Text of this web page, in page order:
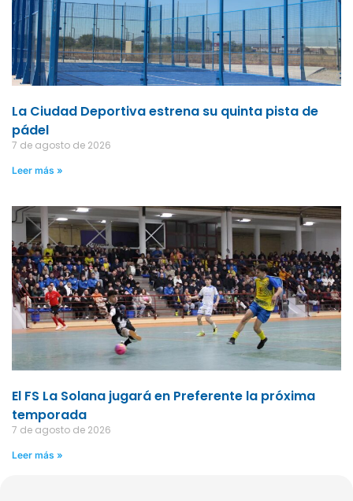
La Ciudad Deportiva estrena su quinta pista de
pádel
7 de agosto de 2026
Leer más »
El FS La Solana jugará en Preferente la próxima
temporada
7 de agosto de 2026
Leer más »